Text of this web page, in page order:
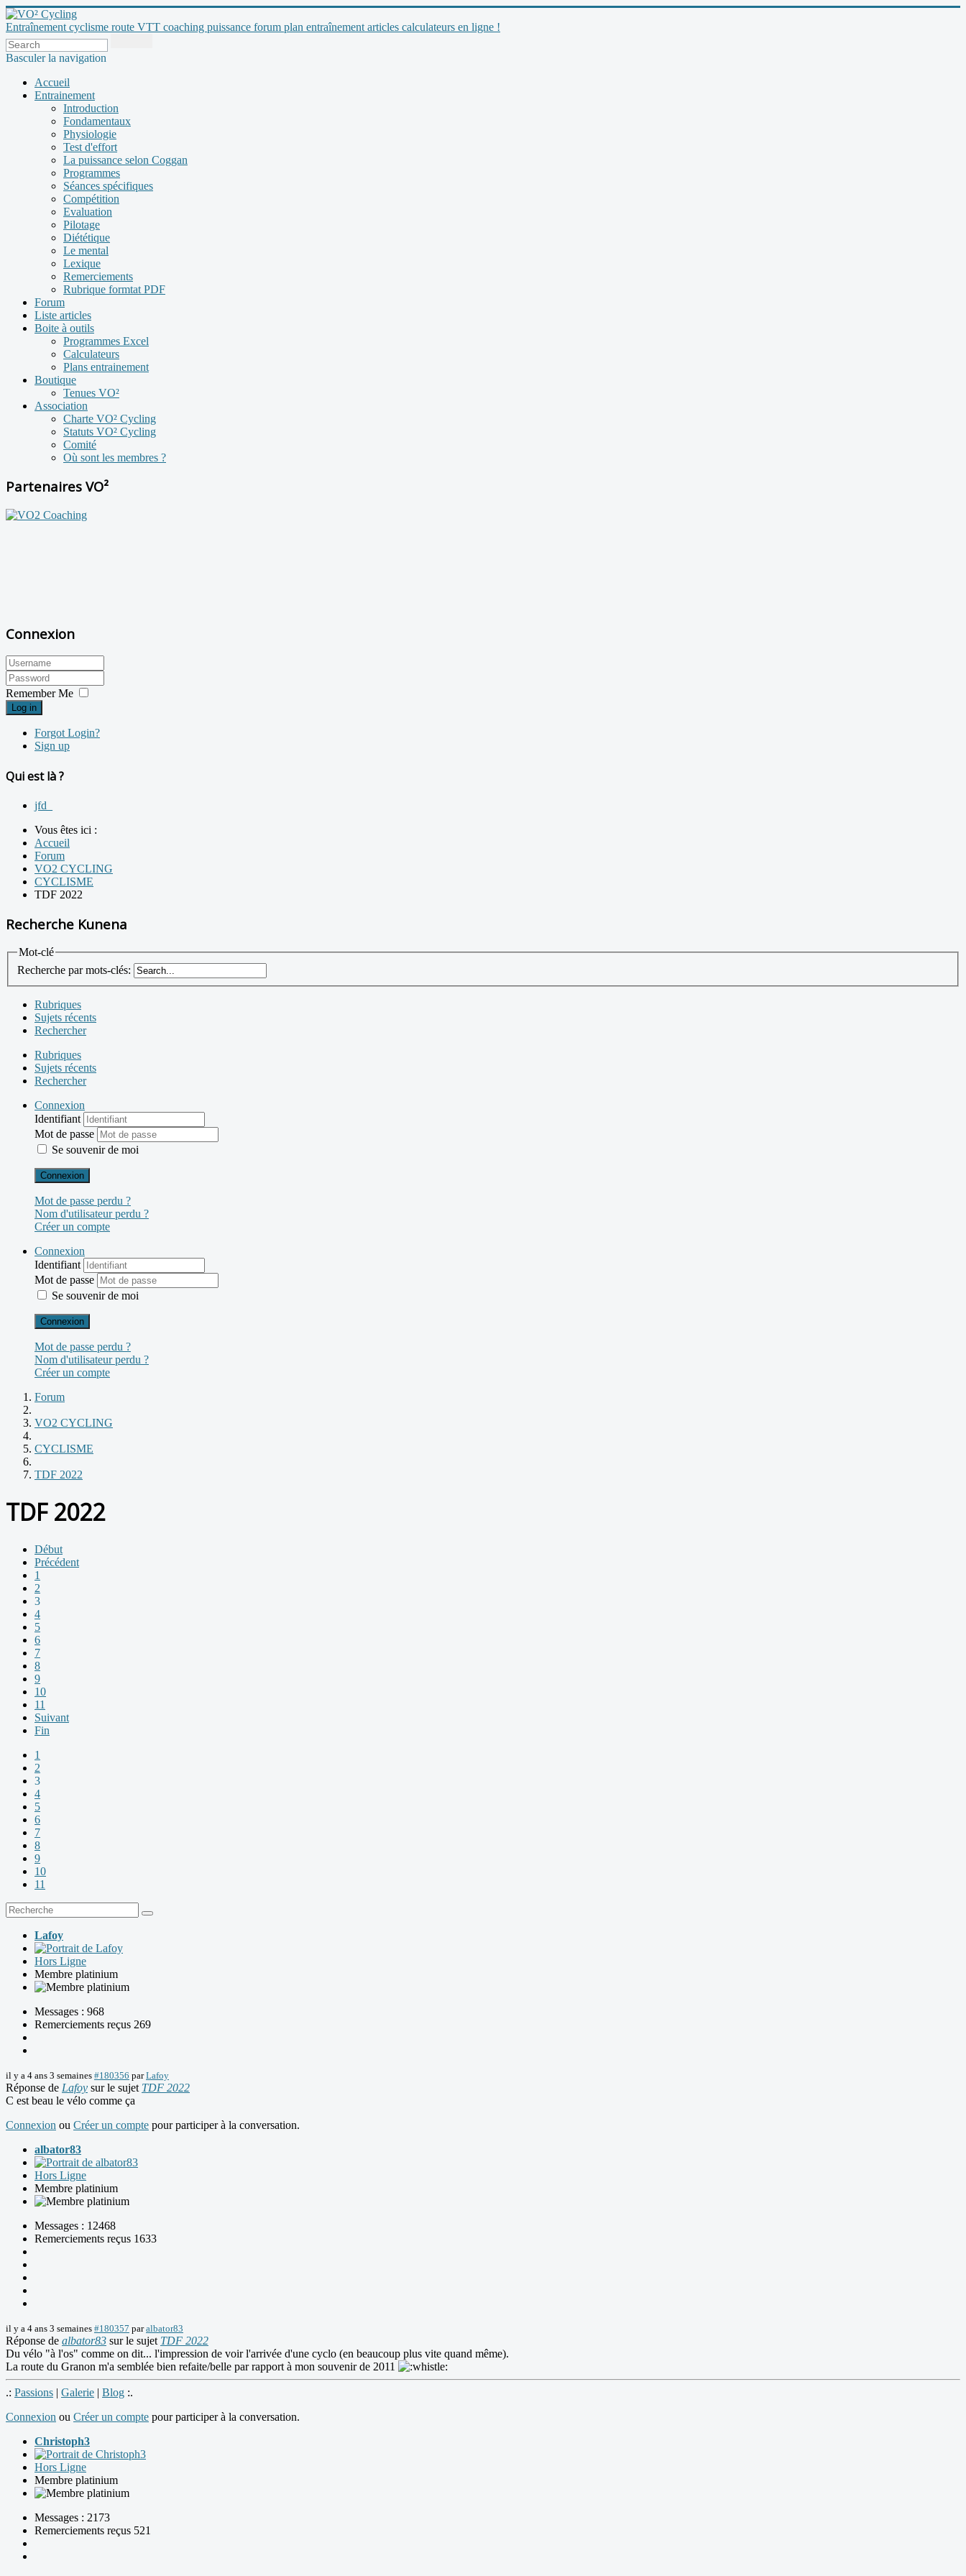
Entraînement cyclisme route VTT coaching puissance forum plan entraînement articles calculateurs en ligne !
Basculer la navigation
Accueil
Entrainement
Introduction
Fondamentaux
Physiologie
Test d'effort
La puissance selon Coggan
Programmes
Séances spécifiques
Compétition
Evaluation
Pilotage
Diététique
Le mental
Lexique
Remerciements
Rubrique formtat PDF
Forum
Liste articles
Boite à outils
Programmes Excel
Calculateurs
Plans entrainement
Boutique
Tenues VO²
Association
Charte VO² Cycling
Statuts VO² Cycling
Comité
Où sont les membres ?
Partenaires VO²
Connexion
Remember Me
Log in
Forgot Login?
Sign up
Qui est là ?
jfd_
Vous êtes ici :
Accueil
Forum
VO2 CYCLING
CYCLISME
TDF 2022
Recherche Kunena
Mot-clé
Recherche par mots-clés:
Rubriques
Sujets récents
Rechercher
Rubriques
Sujets récents
Rechercher
Connexion
Identifiant
Mot de passe
Se souvenir de moi
Connexion
Mot de passe perdu ?
Nom d'utilisateur perdu ?
Créer un compte
Connexion
Identifiant
Mot de passe
Se souvenir de moi
Connexion
Mot de passe perdu ?
Nom d'utilisateur perdu ?
Créer un compte
Forum
VO2 CYCLING
CYCLISME
TDF 2022
TDF 2022
Début
Précédent
1
2
3
4
5
6
7
8
9
10
11
Suivant
Fin
1
2
3
4
5
6
7
8
9
10
11
Lafoy
Hors Ligne
Membre platinium
Messages : 968
Remerciements reçus 269
il y a 4 ans 3 semaines #180356 parLafoy
Réponse de Lafoy sur le sujet TDF 2022
C est beau le vélo comme ça
Connexion ou Créer un compte pour participer à la conversation.
albator83
Hors Ligne
Membre platinium
Messages : 12468
Remerciements reçus 1633
il y a 4 ans 3 semaines #180357 paralbator83
Réponse de albator83 sur le sujet TDF 2022
Du vélo "à l'os" comme on dit... l'impression de voir l'arrivée d'une cyclo (en beaucoup plus vite quand même).
La route du Granon m'a semblée bien refaite/belle par rapport à mon souvenir de 2011
.: Passions | Galerie | Blog :.
Connexion ou Créer un compte pour participer à la conversation.
Christoph3
Hors Ligne
Membre platinium
Messages : 2173
Remerciements reçus 521